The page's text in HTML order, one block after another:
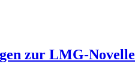
zur LMG-Novelle